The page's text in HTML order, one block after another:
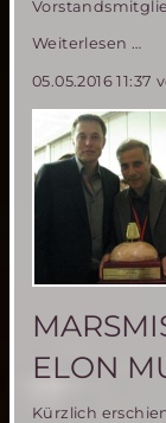
Weiterlesen …
mit
und
05.05.2016 11:37
ELON
Kürzlich